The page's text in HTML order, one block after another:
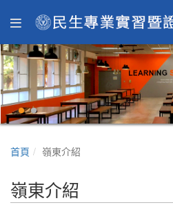
首頁 嶺東介紹
嶺東介紹